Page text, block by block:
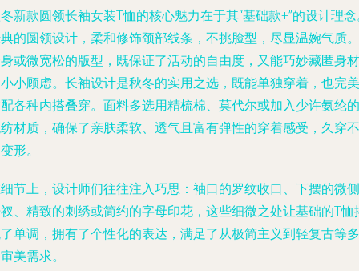
新款圆领长袖女装T恤的核心魅力在于其“基础款+”的设计理
的圆领设计，柔和修饰颈部线条，不挑脸型，尽显温婉气质。
或微宽松的版型，既保证了活动的自由度，又能巧妙藏匿身材
小顾虑。长袖设计是秋冬的实用之选，既能单独穿着，也完美
各种内搭叠穿。面料多选用精梳棉、莫代尔或加入少许氨纶的
材质，确保了亲肤柔软、透气且富有弹性的穿着感受，久穿不
形。
节上，设计师们往往注入巧思：袖口的罗纹收口、下摆的微侧
、精致的刺绣或简约的字母印花，这些细微之处让基础的T恤
单调，拥有了个性化的表达，满足了从极简主义到轻复古等多
美需求。